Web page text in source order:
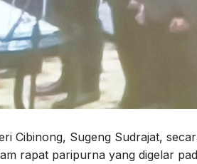
Cibinong, Sugeng Sudrajat,
rapat paripurna yang digelar